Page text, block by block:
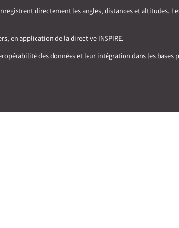
directement les angles, distances et altitudes.
en application de la directive INSPIRE.
des données et leur intégration dans les bases